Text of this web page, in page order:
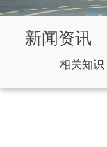
新闻资讯
相关知识